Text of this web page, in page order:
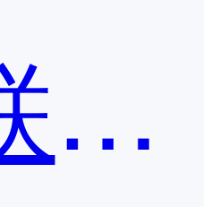
广联达-GEPS企业项目管理